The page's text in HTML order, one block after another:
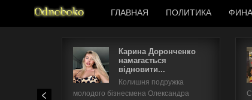
ГЛАВНАЯ ПОЛИТИКА
Карина Доронченко
намагається
відновити...
Колишня подружка
молодого бізнесмена Олександра